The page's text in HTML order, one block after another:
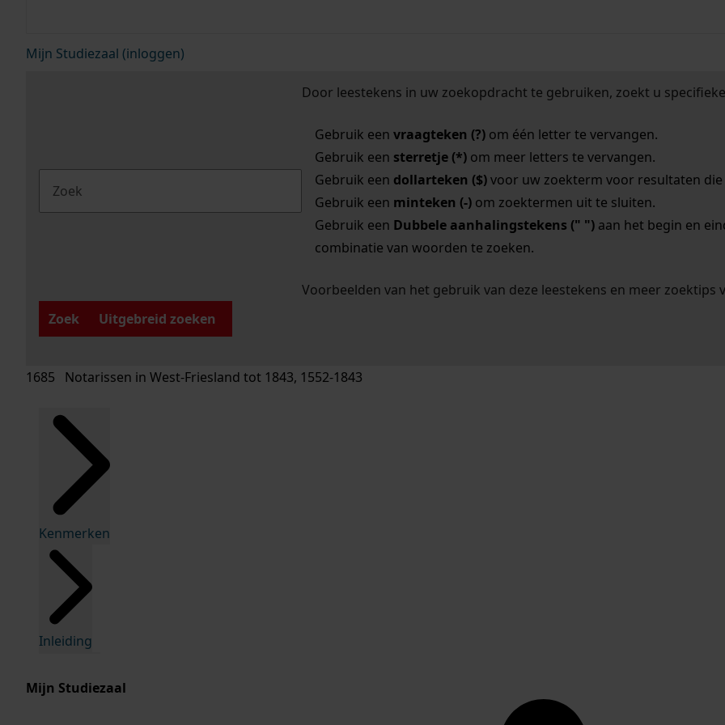
Mijn Studiezaal (inloggen)
Door leestekens in uw zoekopdracht te gebruiken, zoekt u
Gebruik een vraagteken (?)om één letter te vervangen.
Gebruik een sterretje (*)om meer letters te vervangen.
Gebruik een dollarteken ($)voor uw zoekterm voor resultaten die
Gebruik een minteken (-)om zoektermen uit te sluiten.
Gebruik een Dubbele aanhalingstekens (" ")aan het begin en
combinatie van woorden te zoeken.
Voorbeelden van het gebruik van deze leestekens en meer zoektips
Zoek
Uitgebreid zoeken
1685 Notarissen in West-Friesland tot 1843, 1552-1843
Kenmerken
Inleiding
Mijn Studiezaal